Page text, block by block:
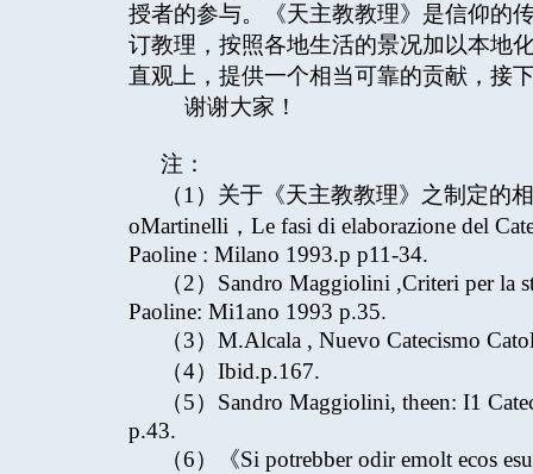
授者的参与。《天主教教理》是信仰的
订教理，按照各地生活的景况加以本地
直观上，提供一个相当可靠的贡献，接
谢谢大家！
注：
（1）关于《天主教教理》之制定的
oMartinelli，Le fasi di elaborazione del
Paoline : Milano 1993.p p11-34.
（2）Sandro Maggiolini ,Criteri per la
Paoline: Mi1ano 1993 p.35.
（3）M.Alcala , Nuevo Catecismo
（4）Ibid.p.167.
（5）Sandro Maggiolini, theen: I1
p.43.
（6）《Si potrebber odir emolt ecos